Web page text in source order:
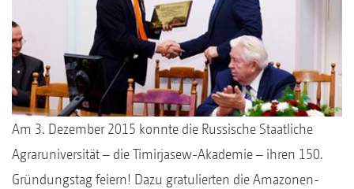
Am 3. Dezember 2015 konnte die Russische Staatliche
Agraruniversität – die Timirjasew-Akademie – ihren 150.
Gründungstag feiern! Dazu gratulierten die Amazonen-